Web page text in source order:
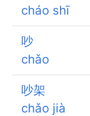
cháo shī
吵
chǎo
吵架
chǎo jià